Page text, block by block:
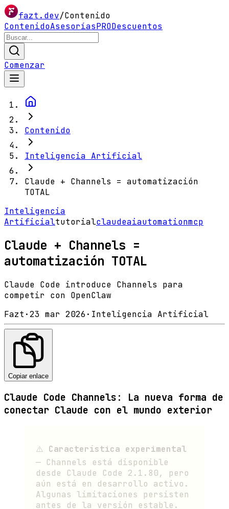
fazt.dev/Contenido
ContenidoAsesoríasPRODescuentos
Comenzar
Contenido
Inteligencia Artificial
Claude + Channels = automatización
TOTAL
Inteligencia
Artificialtutorialclaudeaiautomationmcp
Claude + Channels =
automatización TOTAL
Claude Code introduce Channels para
competir con OpenClaw
Fazt ·23 mar 2026· Inteligencia Artificial
Copiar enlace
Claude Code Channels: La nueva forma de
conectar Claude con el mundo exterior
⚠️ Característica experimental
— Channels está disponible
desde Claude Code 2.1.80, pero
aún está en desarrollo activo.
Algunas limitaciones persisten
antes de la versión estable.